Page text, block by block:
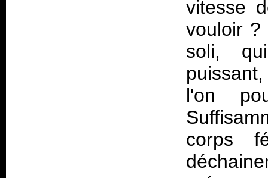
vitesse
vouloir ?
soli,
l'on
corps